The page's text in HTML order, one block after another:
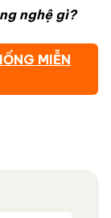
nghệ gì?
MIỄN